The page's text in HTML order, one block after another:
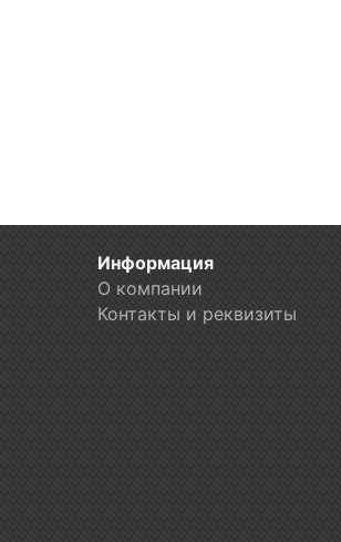
Информация
О компании
Контакты и реквизиты